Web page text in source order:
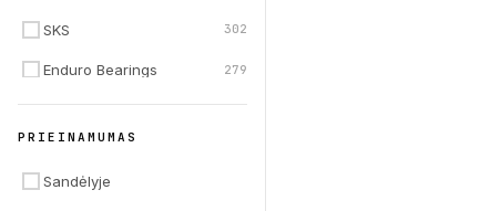
SKS 302
Enduro Bearings 279
Jagwire 260
GripGrab
PRIEINAMUMAS
Sandėlyje